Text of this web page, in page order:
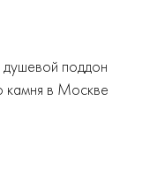
душевой поддон
камня в Москве